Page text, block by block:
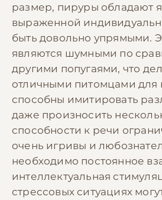
размер, пируры обладают
выраженной
быть довольно упрямыми.
являются шумными по
другими попугаями, что
отличными питомцами для
способны имитировать
даже произносить
способности к речи
очень игривы и
необходимо постоянное
интеллектуальная
стрессовых ситуациях